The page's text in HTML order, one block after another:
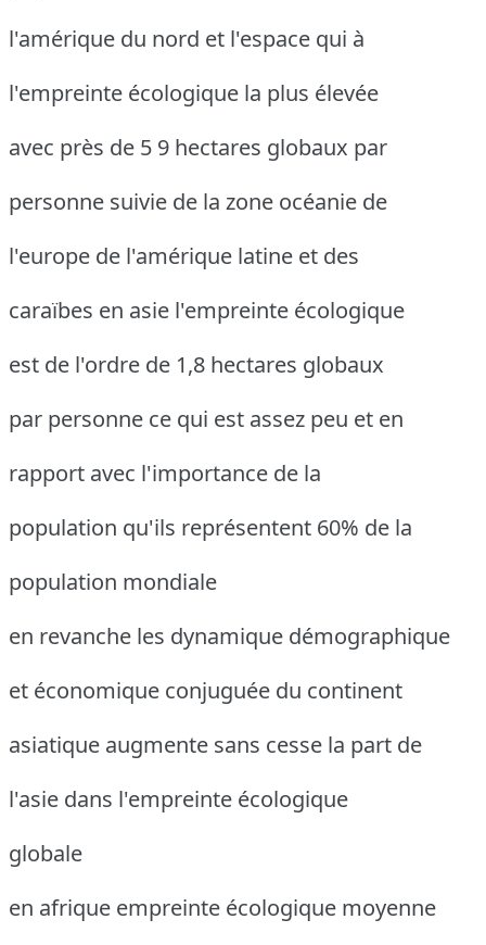
l'amérique du nord et l'espace qui à
l'empreinte écologique la plus élevée
avec près de 5 9 hectares globaux par
personne suivie de la zone océanie de
l'europe de l'amérique latine et des
caraïbes en asie l'empreinte écologique
est de l'ordre de 1,8 hectares globaux
par personne ce qui est assez peu et en
rapport avec l'importance de la
population qu'ils représentent 60% de la
population mondiale
en revanche les dynamique démographique
et économique conjuguée du continent
asiatique augmente sans cesse la part de
l'asie dans l'empreinte écologique
globale
en afrique empreinte écologique moyenne